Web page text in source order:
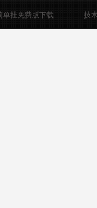
单挂免费版下载 技